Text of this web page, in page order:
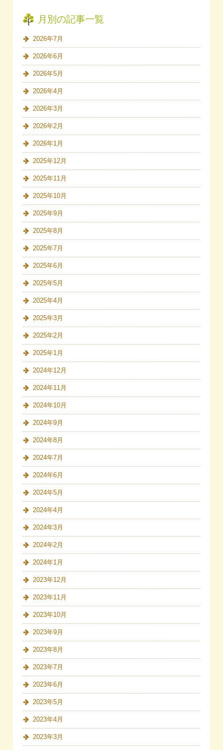
月別の記事一覧
2026年7月
2026年6月
2026年5月
2026年4月
2026年3月
2026年2月
2026年1月
2025年12月
2025年11月
2025年10月
2025年9月
2025年8月
2025年7月
2025年6月
2025年5月
2025年4月
2025年3月
2025年2月
2025年1月
2024年12月
2024年11月
2024年10月
2024年9月
2024年8月
2024年7月
2024年6月
2024年5月
2024年4月
2024年3月
2024年2月
2024年1月
2023年12月
2023年11月
2023年10月
2023年9月
2023年8月
2023年7月
2023年6月
2023年5月
2023年4月
2023年3月